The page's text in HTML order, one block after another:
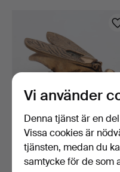
ASK MED LOCK, mässing. I
form av fluga.
5 dagar
Vi använder
Denna tjänst är en
Vissa cookies är
tjänsten, medan du
samtycke för de som